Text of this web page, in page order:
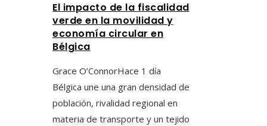
El impacto de la fiscalidad
verde en la movilidad y
economía circular en
Bélgica
Grace O’ConnorHace 1 día
Bélgica une una gran densidad de
población, rivalidad regional en
materia de transporte y un tejido